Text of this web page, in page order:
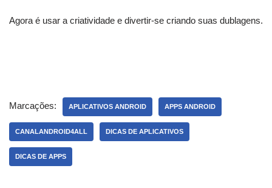
Agora é usar a criatividade e divertir-se criando suas dublagens.
Marcações: APLICATIVOS ANDROID APPS ANDROID
CANALANDROID4ALL DICAS DE APLICATIVOS
DICAS DE APPS